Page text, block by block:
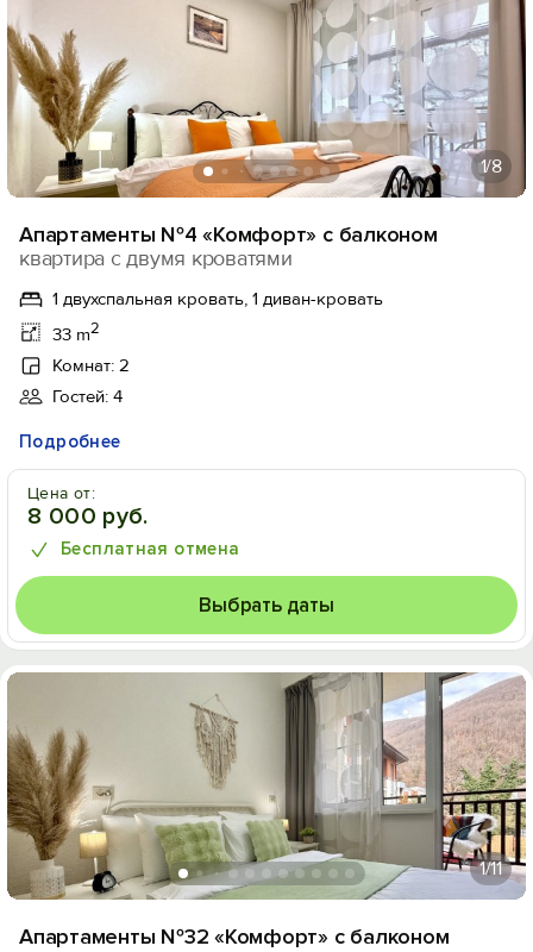
1/8
Апартаменты №4 «Комфорт» с балконом
квартира с двумя кроватями
1 двухспальная кровать, 1 диван-кровать
33 m2
Комнат: 2
Гостей: 4
Подробнее
Цена от:
8 000 руб.
Бесплатная отмена
Выбрать даты
1/11
Апартаменты №32 «Комфорт» с балконом